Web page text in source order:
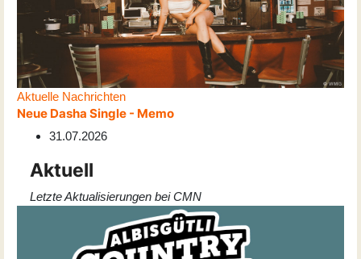
Aktuelle Nachrichten
Neue Dasha Single - Memo
31.07.2026
Aktuell
Letzte Aktualisierungen bei CMN